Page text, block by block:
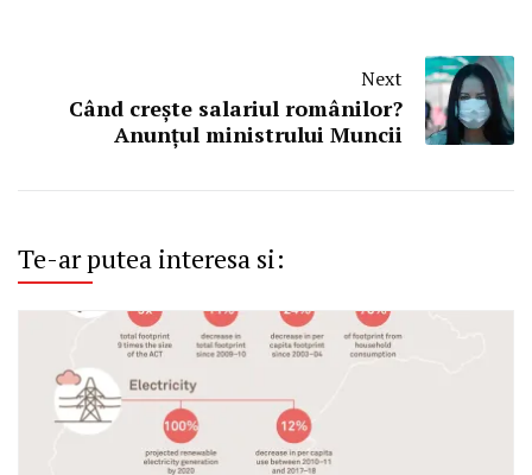
Next
Când crește salariul românilor?
Anunțul ministrului Muncii
Te-ar putea interesa si: